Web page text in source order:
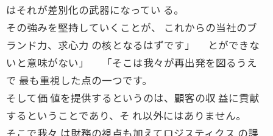
はそれが差別化の武器になってい る。
その強みを堅持していくことが、 これからの当社のブ
ランド力、求心力 の核となるはずです」 とができな
いと意味がない」 「そこは我々が再出発を図るうえ
で 最も重視した点の一つです。
そして価 値を提供するというのは、顧客の収 益に貢献
するということであり、そ れ以外にはありません。
そこで我々 は財務の視点も加えてロジスティクス の課